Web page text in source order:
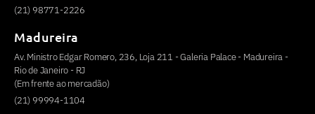
(21) 98771-2226
Madureira
Av. Ministro Edgar Romero, 236, Loja 211 - Galeria Palace - Madureira -
Rio de Janeiro - RJ
(Em frente ao mercadão)
(21) 99994-1104